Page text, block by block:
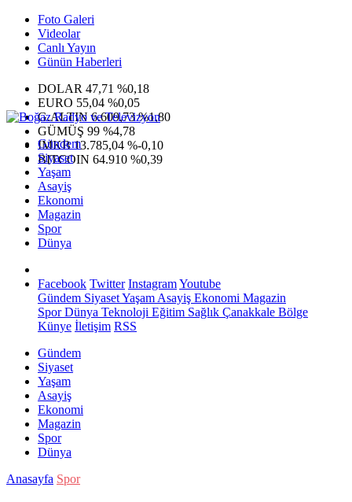
Foto Galeri
Videolar
Canlı Yayın
Günün Haberleri
DOLAR 47,71 %0,18
EURO 55,04 %0,05
G.ALTIN6.609,73 %1,80
GÜMÜŞ 99 %4,78
IMKB13.785,04 %-0,10
BITCOIN 64.910 %0,39
Gündem
Siyaset
Yaşam
Asayiş
Ekonomi
Magazin
Spor
Dünya
Facebook Twitter InstagramYoutube
Gündem SiyasetYaşam Asayiş Ekonomi Magazin
SporDünya Teknoloji Eğitim Sağlık Çanakkale Bölge
Künye İletişim RSS
Gündem
Siyaset
Yaşam
Asayiş
Ekonomi
Magazin
Spor
Dünya
Anasayfa Spor